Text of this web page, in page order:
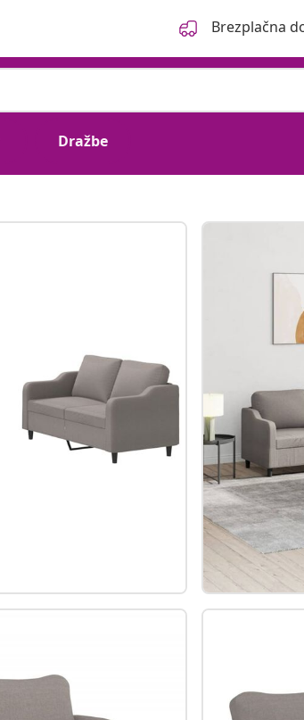
Brezplačna
Dražbe